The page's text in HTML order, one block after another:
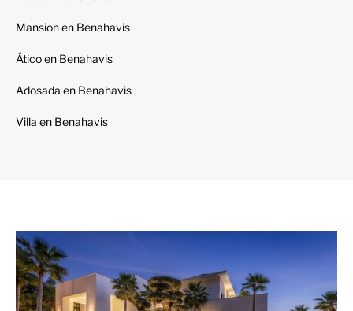
Mansion en Benahavis
Ático en Benahavis
Adosada en Benahavis
Villa en Benahavis